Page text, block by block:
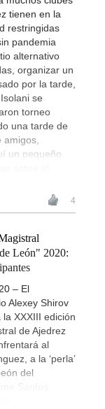
tienen en la
restringidas
pandemia
alternativo
organizar un
por la tarde,
se
torneo
una tarde de
un pequeño
4
León" 2020:
– El
Alexey Shirov
la XXXIII edición
de Ajedrez
al
a la ‘perla’
del
Santos.